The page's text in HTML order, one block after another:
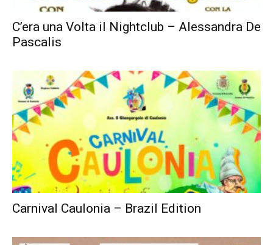
C’era una Volta il Nightclub – Alessandra De
Pascalis
Carnival Caulonia – Brazil Edition